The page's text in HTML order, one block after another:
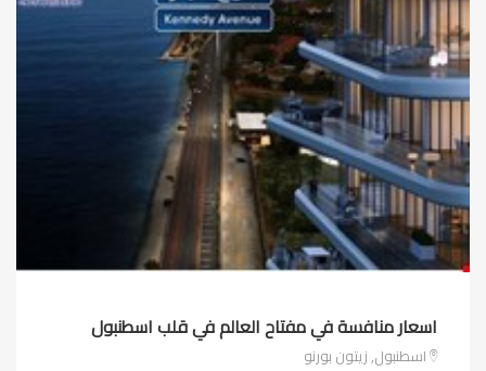
اسعار منافسة في مفتاح العالم في قلب اسطنبول
اسطنبول, زيتون بورنو